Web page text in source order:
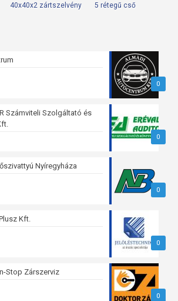
40x40x2 zártszelvény 5 rétegű cső
0
0
Számviteli Szolgáltató és
0
Nyíregyháza
0
Kft.
0
Stop Zárszerviz